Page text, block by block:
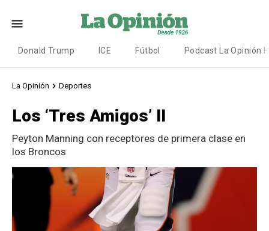
Donald Trump ICE Fútbol Podcast La Opinión
La Opinión Deportes
Los ‘Tres Amigos’ II
Peyton Manning con receptores de primera clase en
los Broncos